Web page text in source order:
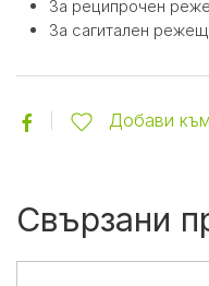
За реципрочен
За сагитален
Добави
Свързани